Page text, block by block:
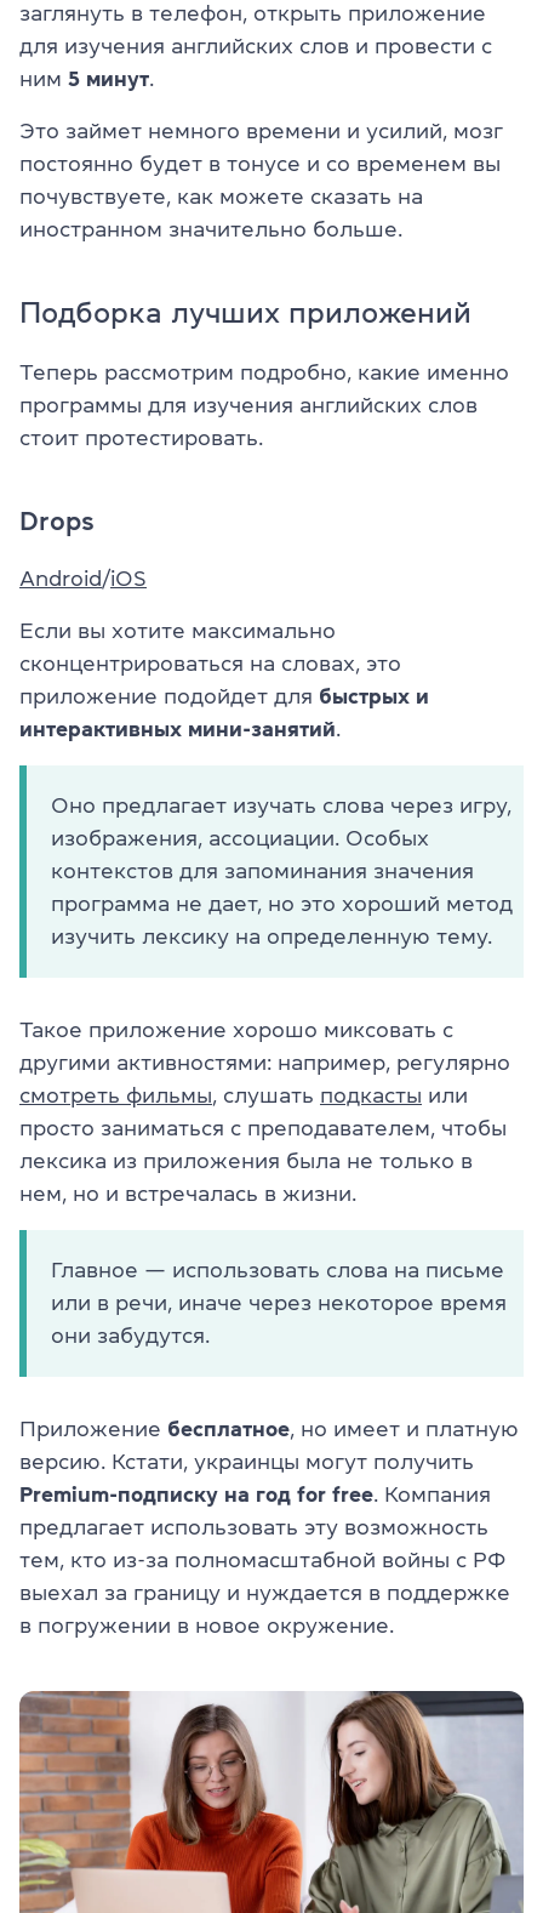
заглянуть в телефон, открыть приложение
для изучения английских слов и провести с
ним 5 минут
Это займет немного времени и усилий, мозг
постоянно будет в тонусе и со временем вы
почувствуете, как можете сказать на
иностранном значительно больше.
Подборка лучших приложений
Теперь рассмотрим подробно, какие именно
программы для изучения английских слов
стоит протестировать.
Drops
Android/iOS
Если вы хотите максимально
сконцентрироваться на словах, это
приложение подойдет для быстрых и
интерактивных мини-занятий
Оно предлагает изучать слова через игру,
изображения, ассоциации. Особых
контекстов для запоминания значения
программа не дает, но это хороший метод
изучить лексику на определенную тему.
Такое приложение хорошо миксовать с
другими активностями: например, регулярно
смотреть фильмы , слушать подкасты или
просто заниматься с преподавателем, чтобы
лексика из приложения была не только в
нем, но и встречалась в жизни.
Главное — использовать слова на письме
или в речи, иначе через некоторое время
они забудутся.
Приложение бесплатное , но имеет и платную
версию. Кстати, украинцы могут получить
Premium-подписку на год for free . Компания
предлагает использовать эту возможность
тем, кто из-за полномасштабной войны с РФ
выехал за границу и нуждается в поддержке
в погружении в новое окружение.